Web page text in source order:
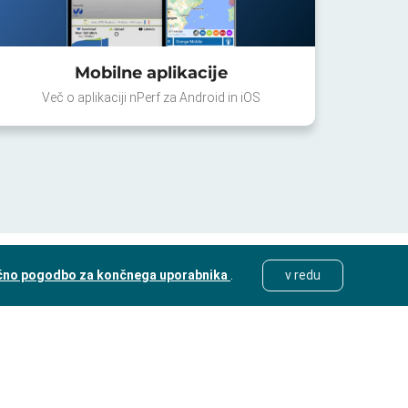
Mobilne aplikacije
Več o aplikaciji nPerf za Android in iOS
pogodbo za končnega uporabnika v redu